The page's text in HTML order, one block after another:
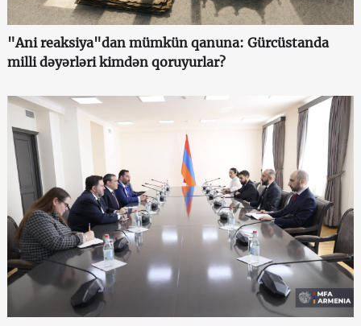
"Ani reaksiya"dan mümkün qanuna: Gürcüstanda
milli dəyərləri kimdən qoruyurlar?